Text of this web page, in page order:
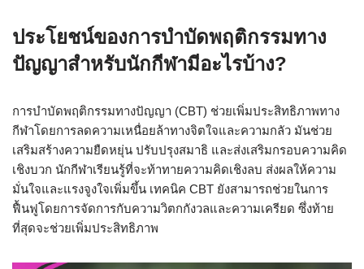
ประโยชน์ของการบำบัดพฤติกรรมทาง
ปัญญาสำหรับนักกีฬามีอะไรบ้าง?
การบำบัดพฤติกรรมทางปัญญา (CBT) ช่วยเพิ่มประสิทธิภาพทาง
กีฬาโดยการลดความเหนื่อยล้าทางจิตใจและความกลัว มันช่วย
เสริมสร้างความยืดหยุ่น ปรับปรุงสมาธิ และส่งเสริมกรอบความคิด
เชิงบวก นักกีฬาเรียนรู้ที่จะท้าทายความคิดเชิงลบ ส่งผลให้ความ
มั่นใจและแรงจูงใจเพิ่มขึ้น เทคนิค CBT ยังสามารถช่วยในการ
ฟื้นฟูโดยการจัดการกับความวิตกกังวลและความเครียด ซึ่งท้าย
ที่สุดจะช่วยเพิ่มประสิทธิภาพ